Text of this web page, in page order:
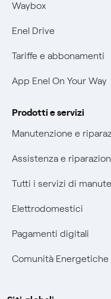
Mobilità Elettrica
Phishing e truffe online
Verifica chi ti ha
Agevolazione utenti
Waybox
Enel Drive
Tariffe e abbonamenti
App Enel On Your Way
Prodotti e servizi
Manutenzione e
Assistenza e
Tutti i servizi di
Elettrodomestici
Pagamenti digitali
Comunità Energetiche